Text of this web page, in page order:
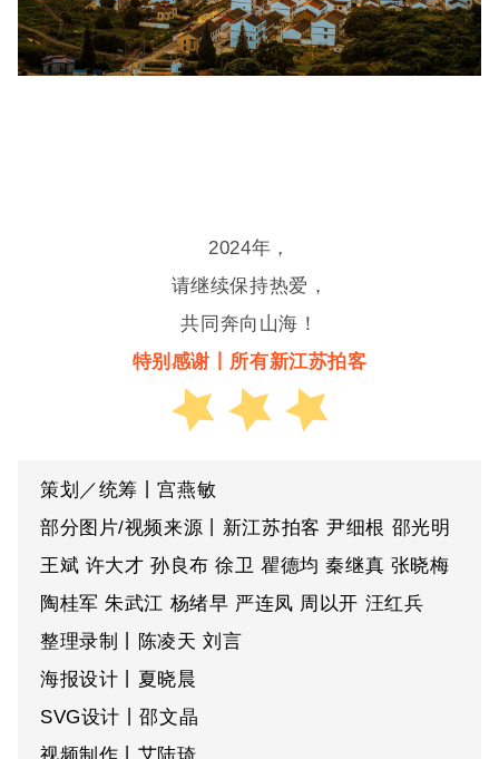
2024年，
请继续保持热爱，
共同奔向山海！
特别感谢丨所有新江苏拍客
策划／统筹丨宫燕敏
部分图片/视频来源丨新江苏拍客 尹细根 邵光明
王斌 许大才 孙良布 徐卫 瞿德均 秦继真 张晓梅
陶桂军 朱武江 杨绪早 严连凤 周以开 汪红兵
整理录制丨陈凌天 刘言
海报设计丨夏晓晨
SVG设计丨邵文晶